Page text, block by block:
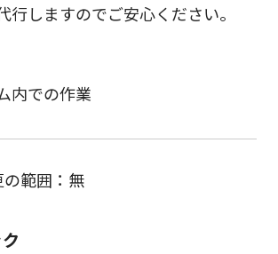
行しますのでご安心ください。
内での作業
範囲：無